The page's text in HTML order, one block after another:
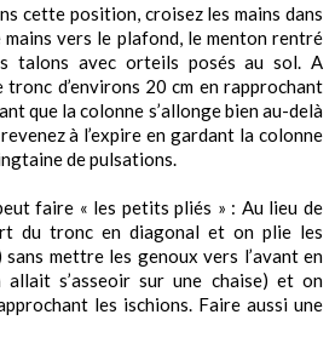
cette position, croisez les mains dans
mains vers le plafond, le menton rentré
talons avec orteils posés au sol. A
tronc d’environs 20 cm en rapprochant
que la colonne s’allonge bien au-delà
à l’expire en gardant la colonne
de pulsations.
faire « les petits pliés » : Au lieu de
du tronc en diagonal et on plie les
sans mettre les genoux vers l’avant en
allait s’asseoir sur une chaise) et on
les ischions. Faire aussi une